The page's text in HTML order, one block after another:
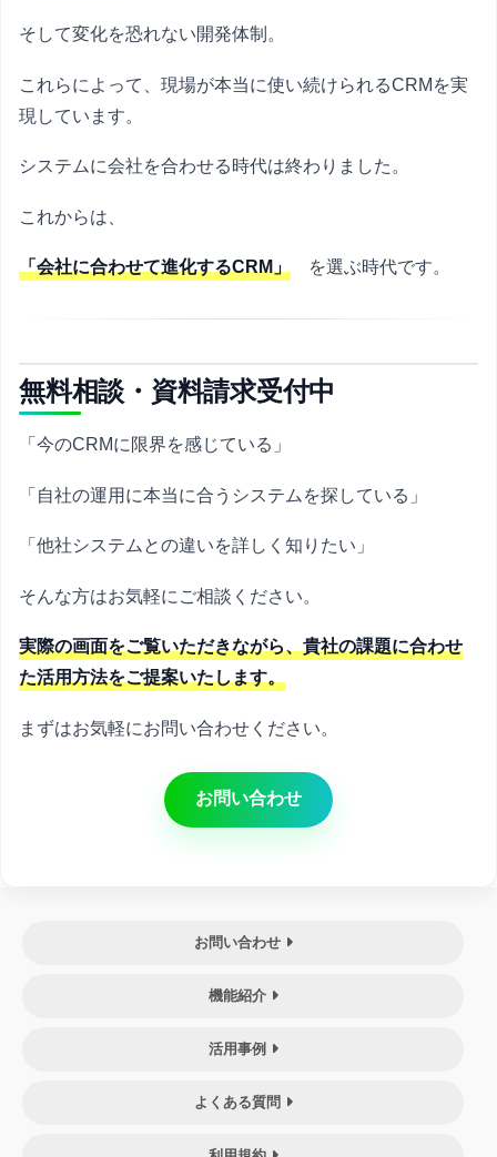
そして変化を恐れない開発体制。
これらによって、現場が本当に使い続けられるCRMを実
現しています。
システムに会社を合わせる時代は終わりました。
これからは、
「会社に合わせて進化するCRM」 を選ぶ時代です。
無料相談・資料請求受付中
「今のCRMに限界を感じている」
「自社の運用に本当に合うシステムを探している」
「他社システムとの違いを詳しく知りたい」
そんな方はお気軽にご相談ください。
実際の画面をご覧いただきながら、貴社の課題に合わせ
た活用方法をご提案いたします。
まずはお気軽にお問い合わせください。
お問い合わせ
お問い合わせ
機能紹介
活用事例
よくある質問